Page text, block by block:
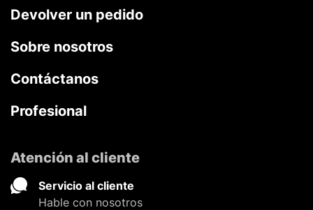
Devolver un pedido
Sobre nosotros
Contáctanos
Profesional
Atención al cliente
Servicio al cliente
Hable con nosotros